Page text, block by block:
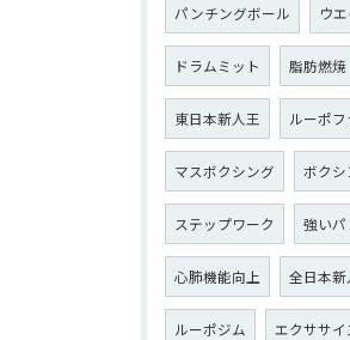
パンチングボール ウ
ドラムミット 脂肪燃焼
東日本新人王 ルーポ
マスボクシング ボク
ステップワーク 強いパ
心肺機能向上 全日本新
ルーポジム エクササイ